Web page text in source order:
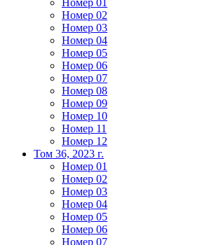
Номер 01
Номер 02
Номер 03
Номер 04
Номер 05
Номер 06
Номер 07
Номер 08
Номер 09
Номер 10
Номер 11
Номер 12
Том 36, 2023 г.
Номер 01
Номер 02
Номер 03
Номер 04
Номер 05
Номер 06
Номер 07